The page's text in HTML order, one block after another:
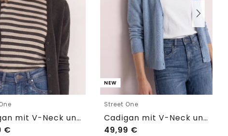
Cadigan mit V-Neck und Knopfleiste
€
NEW
Street One
Cadigan mit V-Neck und Knopfleiste
49,99 €